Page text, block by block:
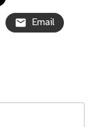
Email